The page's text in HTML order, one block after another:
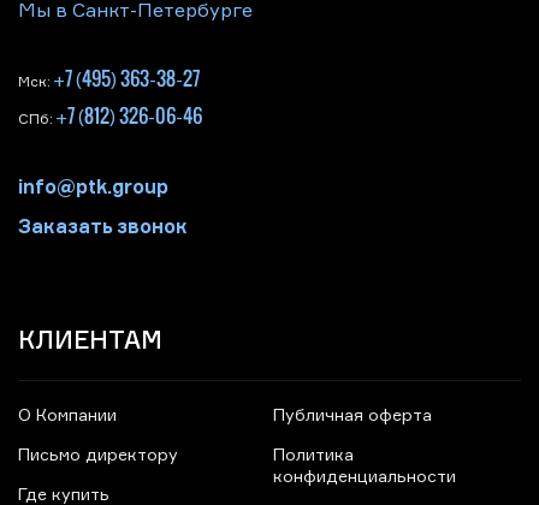
Мы в Санкт-Петербурге
Мск: +7 (495) 363-38-27
СПб: +7 (812) 326-06-46
info@ptk.group
Заказать звонок
КЛИЕНТАМ
О Компании
Письмо директору
Где купить
Публичная оферта
Политика
конфиденциальности